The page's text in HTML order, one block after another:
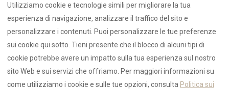
RENTAL12 Ecosystem
Trust Hub
Utilizziamo cookie e tecnologie simili per migliorare la tua
esperienza di navigazione, analizzare il traffico del sito e
personalizzare i contenuti. Puoi personalizzare le tue preferenze
sui cookie qui sotto. Tieni presente che il blocco di alcuni tipi di
cookie potrebbe avere un impatto sulla tua esperienza sul nostro
sito Web e sui servizi che offriamo. Per maggiori informazioni su
come utilizziamo i cookie e sulle tue opzioni, consulta Politica sui